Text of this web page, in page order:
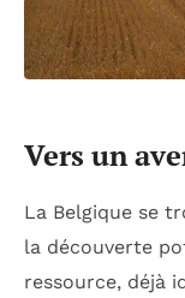
Vers un
La Belgique se
la découverte
ressource, déjà